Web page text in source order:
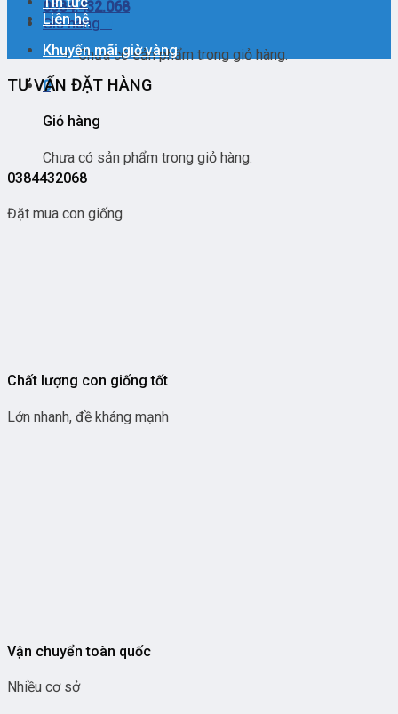
0384.432.068
Giỏ hàng
Chưa có sản phẩm trong giỏ hàng.
0
Giỏ hàng
Chưa có sản phẩm trong giỏ hàng.
Liên hệ
Khuyến mãi giờ vàng
TƯ VẤN ĐẶT HÀNG
0384432068
Đặt mua con giống
Chất lượng con giống tốt
Lớn nhanh, đề kháng mạnh
Vận chuyển toàn quốc
Nhiều cơ sở